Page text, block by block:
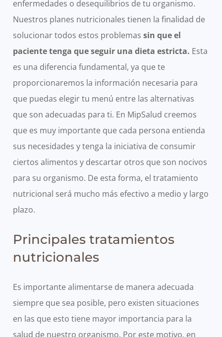
enfermedades o desequilibrios de tu organismo.
Nuestros planes nutricionales tienen la finalidad de
solucionar todos estos problemas sin que el
paciente tenga que seguir una dieta estricta. Esta
es una diferencia fundamental, ya que te
proporcionaremos la información necesaria para
que puedas elegir tu menú entre las alternativas
que son adecuadas para ti. En MipSalud creemos
que es muy importante que cada persona entienda
sus necesidades y tenga la iniciativa de consumir
ciertos alimentos y descartar otros que son nocivos
para su organismo. De esta forma, el tratamiento
nutricional será mucho más efectivo a medio y largo
plazo.
Principales tratamientos
nutricionales
Es importante alimentarse de manera adecuada
siempre que sea posible, pero existen situaciones
en las que esto tiene mayor importancia para la
salud de nuestro organismo. Por este motivo, en